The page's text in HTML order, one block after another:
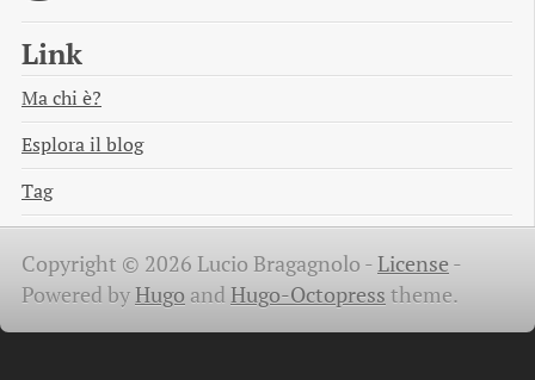
Link
Ma chi è?
Esplora il blog
Tag
Copyright © 2026 Lucio Bragagnolo -License -
Powered byHugo and Hugo-Octopress theme.